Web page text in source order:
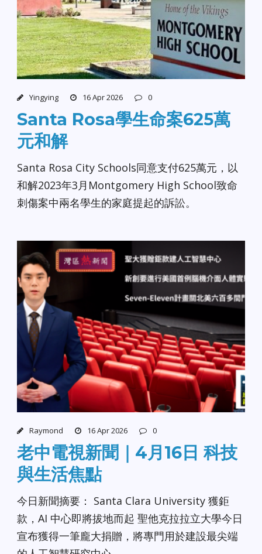
Yingying 16 Apr 2026 0
Santa Rosa學生命案625萬
元和解
Santa Rosa City Schools同意支付625萬元，以
和解2023年3月Montgomery High School致命
刺傷案中兩名學生的家庭提起的訴訟。
Raymond 16 Apr 2026 0
老中電視新聞｜4月16日 科技
與生活焦點
今日新聞摘要： Santa Clara University 獲鉅
款，AI 中心即將拔地而起 聖他克拉拉立大學今日
宣布獲得一筆龐大捐贈，將專門用於建設最尖端